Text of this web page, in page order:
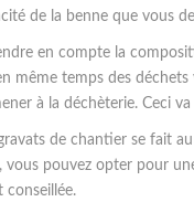
de la benne que vous
en compte la
même temps des
à la déchèterie. Ceci
de chantier se fait
vous pouvez opter pour
conseillée.